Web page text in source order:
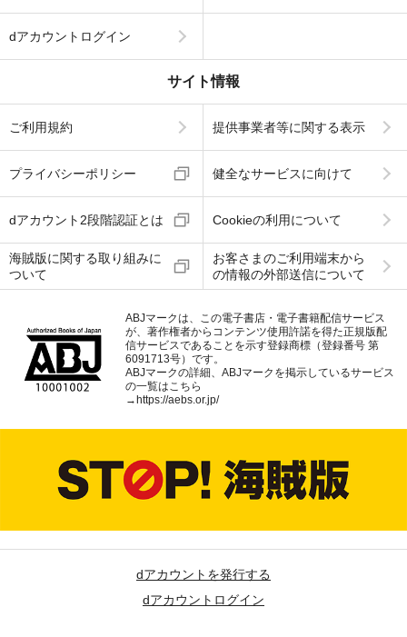
dアカウントログイン
サイト情報
ご利用規約 提供事業者等に関する表示
プライバシーポリシー 健全なサービスに向けて
dアカウント2段階認証とは Cookieの利用について
海賊版に関する取り組みに
ついて
お客さまのご利用端末から
の情報の外部送信について
ABJマークは、この電子書店・電子書籍配信サービス
が、著作権者からコンテンツ使用許諾を得た正規版配
信サービスであることを示す登録商標（登録番号 第
6091713号）です。
ABJマークの詳細、ABJマークを掲示しているサービス
の一覧はこちら
→ https://aebs.or.jp/
dアカウントを発行する
dアカウントログイン